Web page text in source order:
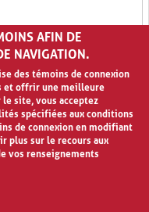
AFIN DE
NAVIGATION.
des témoins de connexion
et offrir une meilleure
le site, vous acceptez
spécifiées aux conditions
de connexion en modifiant
plus sur le recours aux
vos renseignements